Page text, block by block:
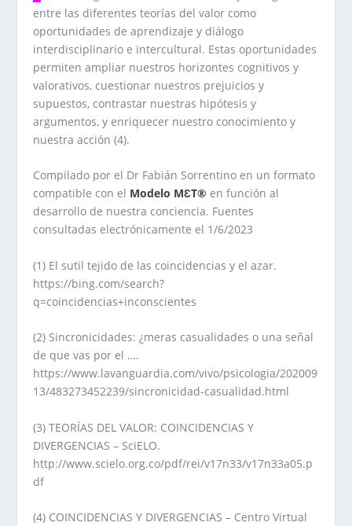
entre las diferentes teorías del valor como
oportunidades de aprendizaje y diálogo
interdisciplinario e intercultural. Estas oportunidades
permiten ampliar nuestros horizontes cognitivos y
valorativos, cuestionar nuestros prejuicios y
supuestos, contrastar nuestras hipótesis y
argumentos, y enriquecer nuestro conocimiento y
nuestra acción (4).
Compilado por el Dr Fabián Sorrentino en un formato
compatible con el Modelo MƐT® en función al
desarrollo de nuestra conciencia. Fuentes
consultadas electrónicamente el 1/6/2023
(1) El sutil tejido de las coincidencias y el azar.
https://bing.com/search?
q=coincidencias+inconscientes
(2) Sincronicidades: ¿meras casualidades o una señal
de que vas por el ….
https://www.lavanguardia.com/vivo/psicologia/202009
13/483273452239/sincronicidad-casualidad.html
(3) TEORÍAS DEL VALOR: COINCIDENCIAS Y
DIVERGENCIAS – SciELO.
http://www.scielo.org.co/pdf/rei/v17n33/v17n33a05.p
df
(4) COINCIDENCIAS Y DIVERGENCIAS – Centro Virtual